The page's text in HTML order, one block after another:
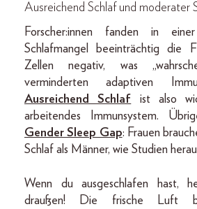
Ausreichend Schlaf und moderater
Forscher:innen fanden in
Schlafmangel beeinträchtig die
Zellen negativ, was
verminderten adaptiven
Ausreichend Schlaf ist also
arbeitendes Immunsystem.
Gender Sleep Gap: Frauen
Schlaf als Männer, wie Studien
Wenn du ausgeschlafen hast,
draußen! Die frische Luft